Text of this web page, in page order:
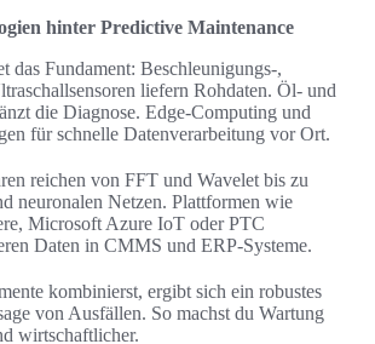
hinter Predictive Maintenance
das Fundament: Beschleunigungs-,
liefern Rohdaten. Öl- und
die Diagnose. Edge-Computing und
für schnelle Datenverarbeitung vor Ort.
reichen von FFT und Wavelet bis zu
neuronalen Netzen. Plattformen wie
Microsoft Azure IoT oder PTC
Daten in CMMS und ERP-Systeme.
kombinierst, ergibt sich ein robustes
von Ausfällen. So machst du Wartung
wirtschaftlicher.